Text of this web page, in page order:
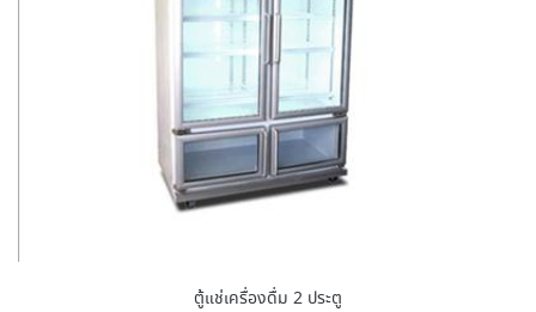
ตู้แช่เครื่องดื่ม 2 ประตู